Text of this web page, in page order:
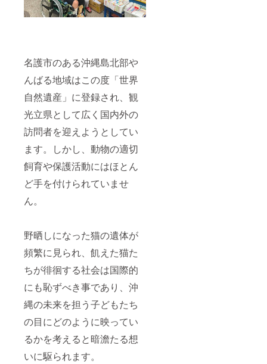
名護市のある沖縄島北部や
んばる地域はこの度「世界
自然遺産」に登録され、観
光立県として広く国内外の
訪問者を迎えようとしてい
ます。しかし、動物の適切
飼育や保護活動にはほとん
ど手を付けられていませ
ん。
野晒しになった猫の遺体が
頻繁に見られ、飢えた猫た
ちが徘徊する社会は国際的
にも恥ずべき事であり、沖
縄の未来を担う子どもたち
の目にどのように映ってい
るかを考えると暗澹たる想
いに駆られます。